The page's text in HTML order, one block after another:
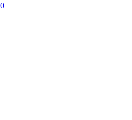
0